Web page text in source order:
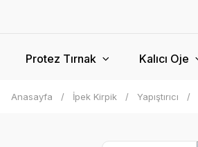
Protez Tırnak Kalıcı Oje
Anasayfa İpek Kirpik Yapıştırıcı